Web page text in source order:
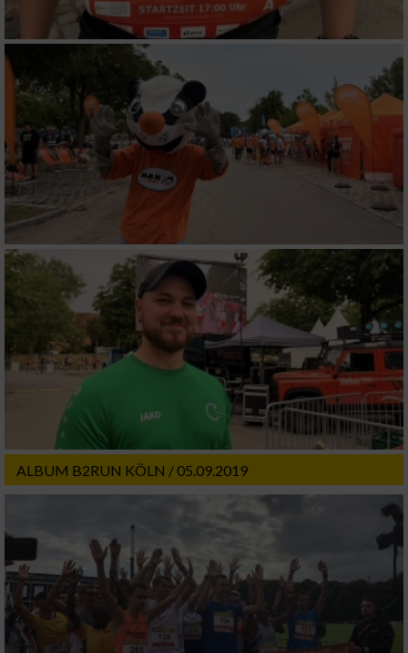
ALBUM B2RUN KÖLN / 05.09.2019
Entwicklung und Verbesserung der Angebote
Verwendung reduzierter Daten zur Auswahl
von Inhalten
IAB-Besonderheiten:
Verwendung genauer Standortdaten
Geräte anhand von aktiv angeforderten
Informationen identifizieren
Nicht-IAB-Verarbeitungszwecke:
Notwendig
Performance
Funktional
Werbung